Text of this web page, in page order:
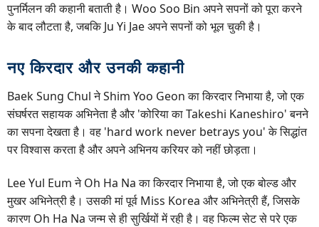
पुनर्मिलन की कहानी बताती है। Woo Soo Bin अपने सपनों को पूरा करने
के बाद लौटता है, जबकि Ju Yi Jae अपने सपनों को भूल चुकी है।
नए किरदार और उनकी कहानी
Baek Sung Chul ने Shim Yoo Geon का किरदार निभाया है, जो एक
संघर्षरत सहायक अभिनेता है और 'कोरिया का Takeshi Kaneshiro' बनने
का सपना देखता है। वह 'hard work never betrays you' के सिद्धांत
पर विश्वास करता है और अपने अभिनय करियर को नहीं छोड़ता।
Lee Yul Eum ने Oh Ha Na का किरदार निभाया है, जो एक बोल्ड और
मुखर अभिनेत्री है। उसकी मां पूर्व Miss Korea और अभिनेत्री हैं, जिसके
कारण Oh Ha Na जन्म से ही सुर्खियों में रही है। वह फिल्म सेट से परे एक